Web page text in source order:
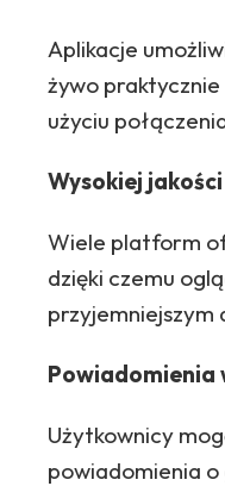
Aplikacje
żywo
użyciu
Wysokiej
Wiele platform
dzięki czemu
przyjemniejszym
Powiadomienia
Użytkownicy
powiadomienia